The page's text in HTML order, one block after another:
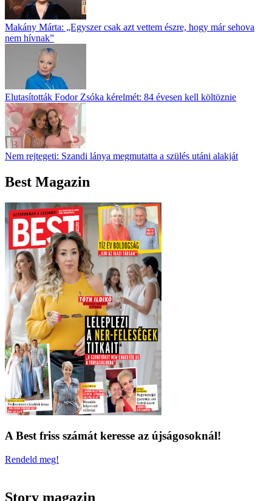
Makány Márta: „Egyszer csak azt vettem észre, hogy már sehova
nem hívnak”
Elutasították Fodor Zsóka kérelmét: 84 évesen kell költöznie
Nem rejtegeti: Szandi lánya megmutatta a szülés utáni alakját
Best Magazin
A Best friss számát keresse az újságosoknál!
Rendeld meg!
Story magazin